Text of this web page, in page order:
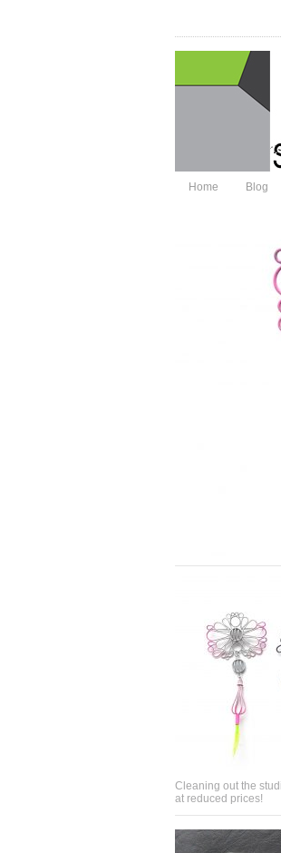
Home Blog
Cleaning out the
at reduced prices!